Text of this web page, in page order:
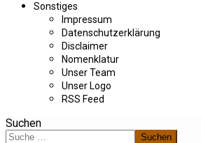
Sonstiges
Impressum
Datenschutzerklärung
Disclaimer
Nomenklatur
Unser Team
Unser Logo
RSS Feed
Suchen
Suchen